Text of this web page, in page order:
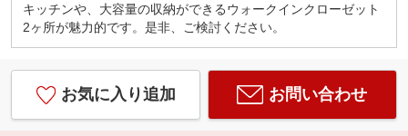
キッチンや、大容量の収納ができるウォークインクローゼット
2ヶ所が魅力的です。是非、ご検討ください。
お気に入り追加 お問い合わせ